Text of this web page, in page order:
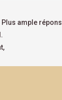
Plus ample